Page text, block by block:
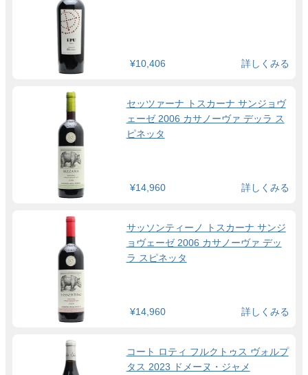
¥10,406 詳しくみる
セッツァーナ トスカーナ サンジョヴ
ェーゼ 2006 カサノーヴァ デッラ ス
ピネッタ
¥14,960 詳しくみる
サッソンティーノ トスカーナ サンジ
ョヴェーゼ 2006 カサノーヴァ デッ
ラ スピネッタ
¥14,960 詳しくみる
コート ロティ フルクトゥス ヴォルプ
タス 2023 ドメーヌ・ジャメ